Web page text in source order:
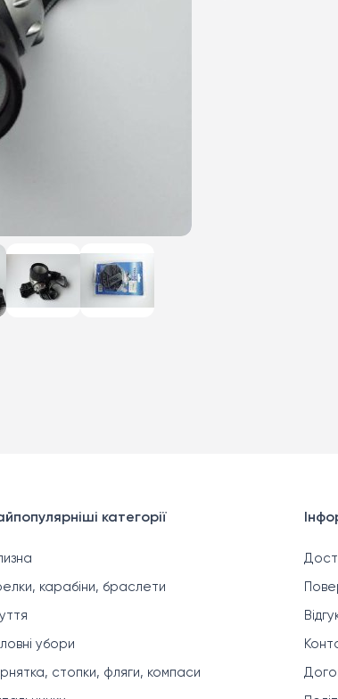
категорії
карабіни, браслети
убори
стопки, фляги, компаси